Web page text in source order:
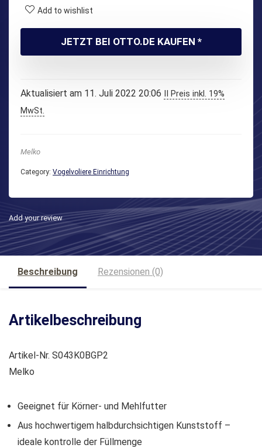
€32,90
€28,90.
Add to wishlist
JETZT BEI OTTO.DE KAUFEN *
Aktualisiert am 11. Juli 2022 20:06
II Preis inkl. 19%
MwSt.
Melko
Category: Vogelvoliere Einrichtung
Add your review
Beschreibung Rezensionen (0)
Artikelbeschreibung
Artikel-Nr. S043K0BGP2
Melko
Geeignet für Körner- und Mehlfutter
Aus hochwertigem halbdurchsichtigen Kunststoff –
ideale kontrolle der Füllmenge